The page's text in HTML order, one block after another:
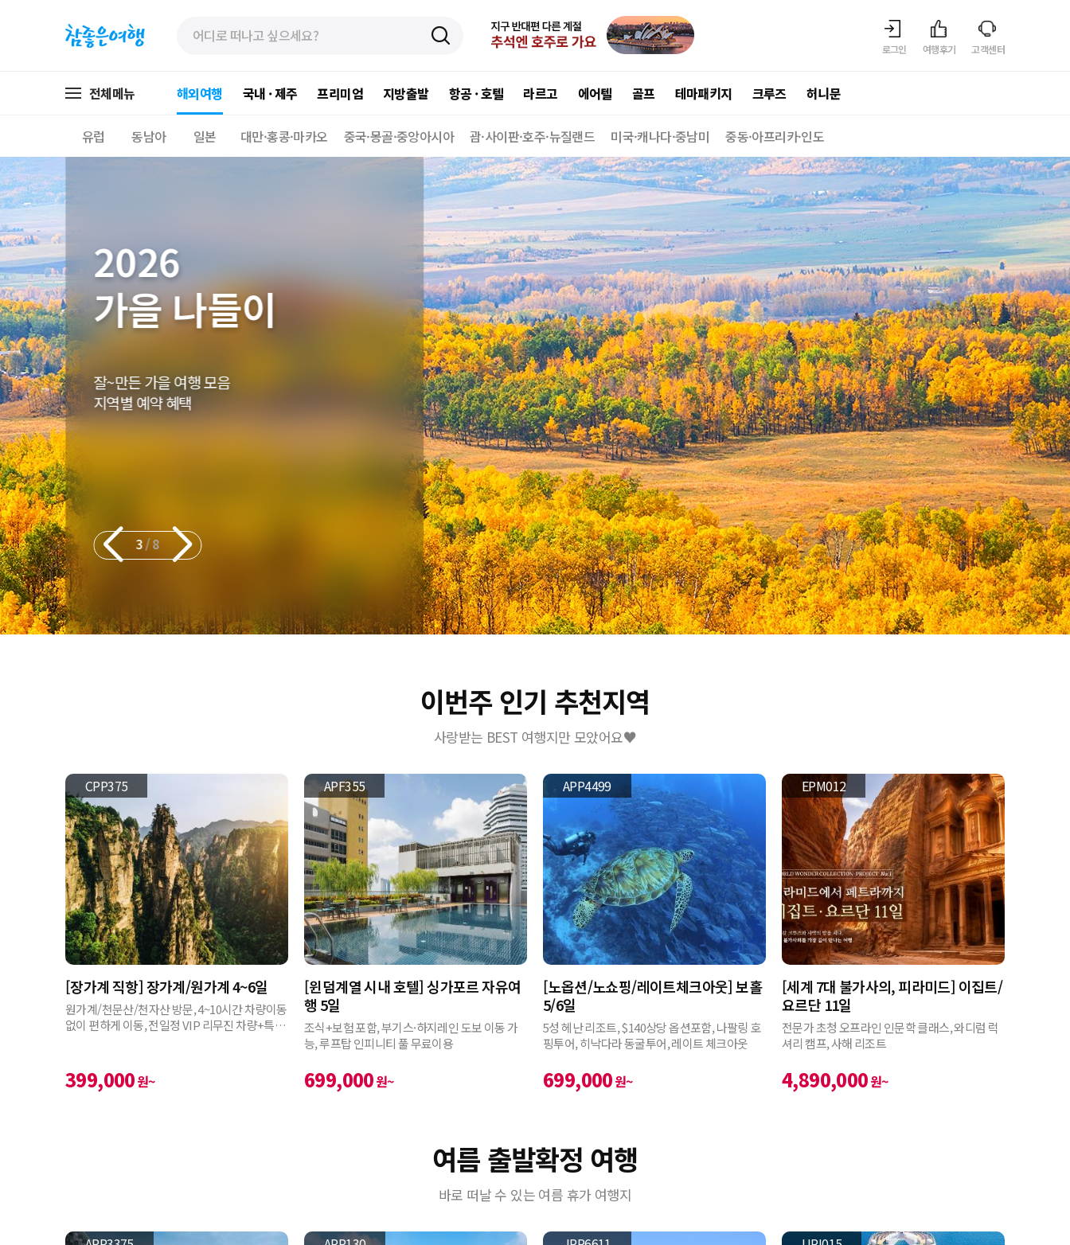
로그인 여행후기 고객센터
전체메뉴 해외여행 국내 · 제주 프리미엄 지방출발 항공 · 호텔 라르고 에어텔 골프 테마패키지 크루즈 허니문
유럽 동남아 일본 대만·홍콩·마카오 중국·몽골·중앙아시아 괌·사이판·호주·뉴질랜드 미국·캐나다·중남미 중동·아프리카·인도
에메랄드빛 자연이
일상이 되는
도시의 설렘과 대자연의 감동이 공존하는 곳
시애틀과 워싱턴주에서의 특별한 순간
4/8
이번주 인기 추천지역
사랑받는 BEST 여행지만 모았어요♥
CPP375
[장가계 직항] 장가계/원가계 4~6일
원가계/천문산/천자산 방문, 4~10시간 차량이동
없이 편하게 이동, 전일정 VIP 리무진 차량+특급
399,000원~
APF355
[윈덤계열 시내 호텔] 싱가포르 자유여
행 5일
조식+보험 포함, 부기스·하지레인 도보 이동 가
능, 루프탑 인피니티 풀 무료이용
699,000원~
APP4499
[노옵션/노쇼핑/레이트체크아웃] 보홀
5/6일
5성 헤난 리조트, $140상당 옵션포함, 나팔링 호
핑투어, 히낙다라 동굴투어, 레이트 체크아웃
699,000원~
EPM012
[세계 7대 불가사의, 피라미드] 이집트/
요르단 11일
전문가 초청 오프라인 인문학 클래스, 와디럼 럭
셔리 캠프, 사해 리조트
4,890,000원~
여름 출발확정 여행
바로 떠날 수 있는 여름 휴가 여행지